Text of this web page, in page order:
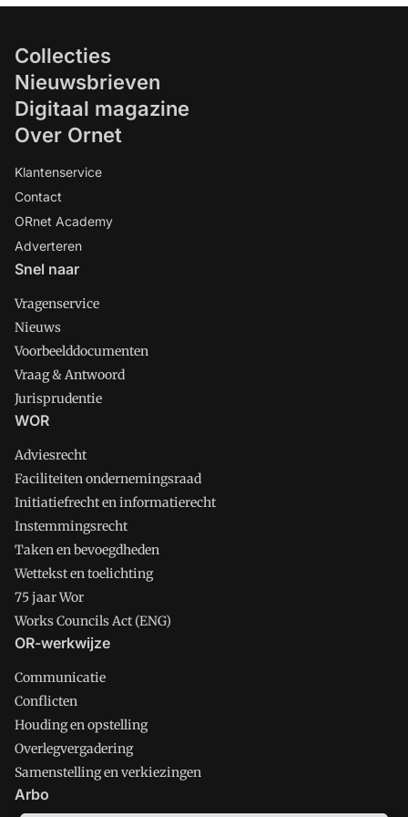
Collecties
Nieuwsbrieven
Digitaal magazine
Over Ornet
Klantenservice
Contact
ORnet Academy
Adverteren
Snel naar
Vragenservice
Nieuws
Voorbeelddocumenten
Vraag & Antwoord
Jurisprudentie
WOR
Adviesrecht
Faciliteiten ondernemingsraad
Initiatiefrecht en informatierecht
Instemmingsrecht
Taken en bevoegdheden
Wettekst en toelichting
75 jaar Wor
Works Councils Act (ENG)
OR-werkwijze
Communicatie
Conflicten
Houding en opstelling
Overlegvergadering
Samenstelling en verkiezingen
Arbo